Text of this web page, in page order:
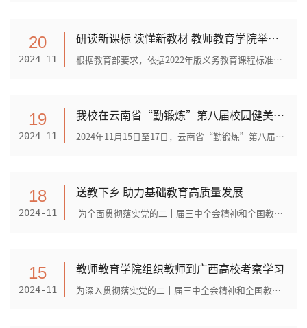
20
2024-11
研读新课标 读懂新教材 教师教育学院举办小学数学新教材解读专题讲座
根据教育部要求，依据2022年版义务教育课程标准修订的新教材于2024年秋季学期陆续投入使用，义务教育从过去的“育分”“育能”进入到全面深化“育人”的新时代。为推进小学教育专...
19
2024-11
我校在云南省“勤锻炼”第八届校园健美操 啦啦操联赛总决赛中喜获佳绩
2024年11月15日至17日，云南省“勤锻炼”第八届校园健美操啦啦操联赛总决赛在普洱市思茅区体育馆举行。我校组织20位同学参加大学体育教育组三个项目的比赛。同学们在比赛中奋力拼...
18
2024-11
送教下乡 助力基础教育高质量发展
为全面贯彻落实党的二十届三中全会精神和全国教育大会精神，文山学院教师教育学院组织小学教育专业师生携文山市教学名师于2024年11月15日到砚山县者腊乡中心小学开展“牵手成长 ...
15
2024-11
教师教育学院组织教师到广西高校考察学习
为深入贯彻落实党的二十届三中全会精神和全国教育大会精神，学习借鉴其他高校党建工作和教育教学经验，教师教育学院党委书记谭春霞、副院长张琼带队，于2024年11月8至13日，组织各...